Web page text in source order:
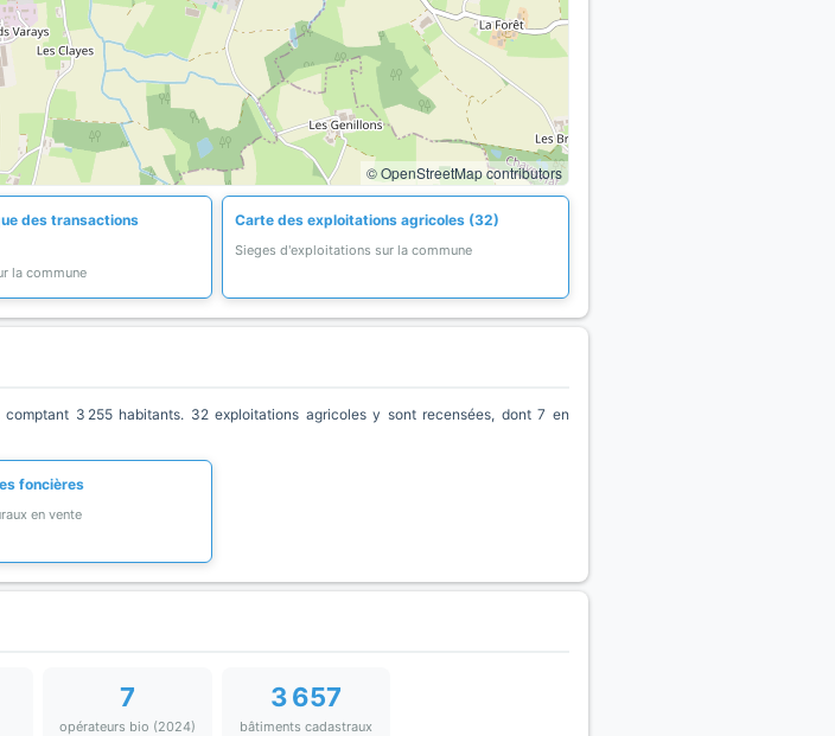
© OpenStreetMap contributors
des transactions
la commune
Carte des exploitations agricoles (32)
Sieges d'exploitations sur la commune
3 255 habitants. 32 exploitations agricoles y sont recensées, dont 7 en
foncières
en vente
7
opérateurs bio (2024)
3 657
bâtiments cadastraux